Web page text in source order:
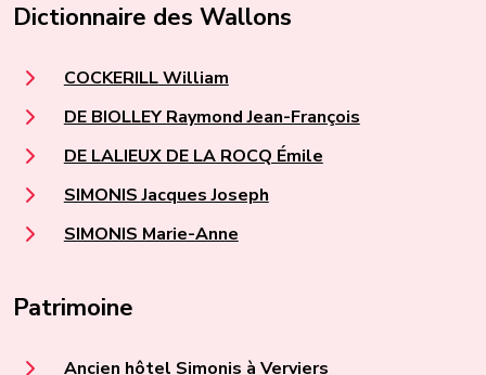
Dictionnaire des Wallons
COCKERILL William
DE BIOLLEY Raymond Jean-François
DE LALIEUX DE LA ROCQ Émile
SIMONIS Jacques Joseph
SIMONIS Marie-Anne
Patrimoine
Ancien hôtel Simonis à Verviers